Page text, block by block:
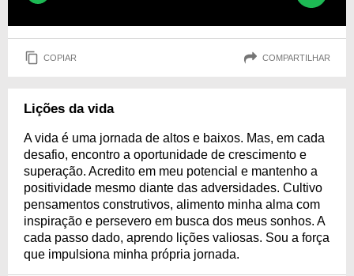
COPIAR COMPARTILHAR
Lições da vida
A vida é uma jornada de altos e baixos. Mas, em cada
desafio, encontro a oportunidade de crescimento e
superação. Acredito em meu potencial e mantenho a
positividade mesmo diante das adversidades. Cultivo
pensamentos construtivos, alimento minha alma com
inspiração e persevero em busca dos meus sonhos. A
cada passo dado, aprendo lições valiosas. Sou a força
que impulsiona minha própria jornada.